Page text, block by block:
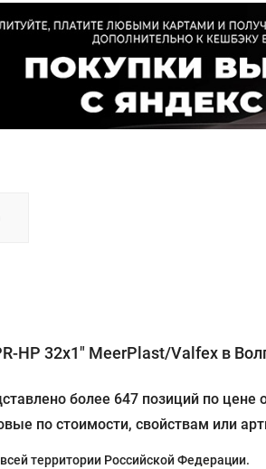
НР 32х1" MeerPlast/Valfex в
более 647 позиций по
по стоимости, свойствам или
территории Российской Федерации.